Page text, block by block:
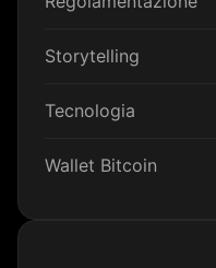
Storytelling
Tecnologia
Wallet Bitcoin